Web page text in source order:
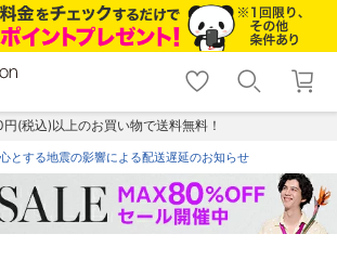
shopping_cart lock_outline
ログイン
(税込)以上のお買い物で送料無料！
とする地震の影響による配送遅延のお知らせ